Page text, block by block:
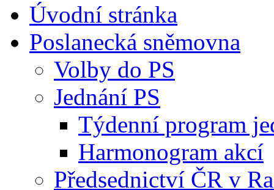
Úvodní stránka
Poslanecká sněmovna
Volby do PS
Jednání PS
Týdenní program
Harmonogram akcí
Předsednictví ČR v